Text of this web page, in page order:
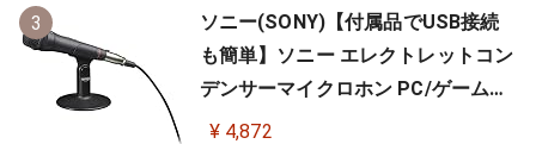
3
ソニー(SONY)【付属品でUSB接続
も簡単】ソニー エレクトレットコン
デンサーマイクロホン PC/ゲーム用
ECM-PCV80U
¥ 4,872